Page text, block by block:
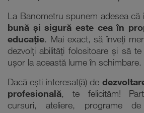
La Banometru spunem adesea că
bună și sigură este cea în
educație. Mai exact, să înveți
dezvolți abilități folositoare și să
ușor la această lume în schimbare.
Dacă ești interesat(ă) de
profesională, te felicităm!
cursuri, ateliere, programe